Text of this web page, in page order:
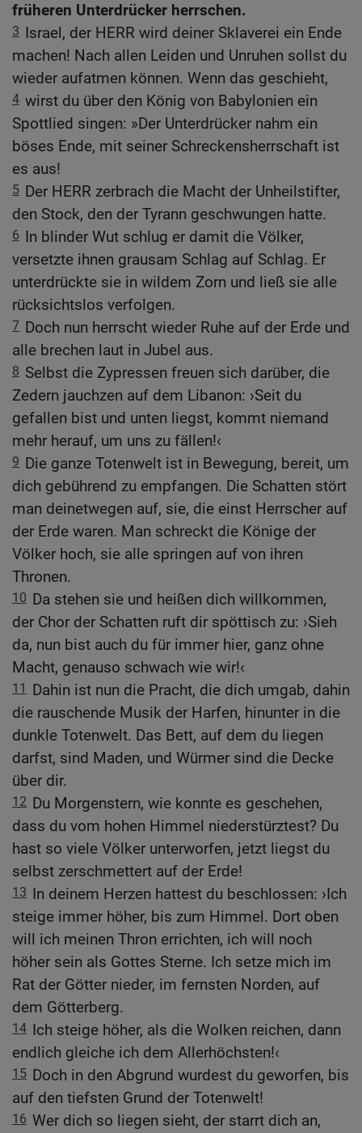
früheren Unterdrücker herrschen.
3 Israel, der HERR wird deiner Sklaverei ein Ende
machen! Nach allen Leiden und Unruhen sollst du
wieder aufatmen können. Wenn das geschieht,
4 wirst du über den König von Babylonien ein
Spottlied singen: »Der Unterdrücker nahm ein
böses Ende, mit seiner Schreckensherrschaft ist
es aus!
5 Der HERR zerbrach die Macht der Unheilstifter,
den Stock, den der Tyrann geschwungen hatte.
6 In blinder Wut schlug er damit die Völker,
versetzte ihnen grausam Schlag auf Schlag. Er
unterdrückte sie in wildem Zorn und ließ sie alle
rücksichtslos verfolgen.
7 Doch nun herrscht wieder Ruhe auf der Erde und
alle brechen laut in Jubel aus.
8 Selbst die Zypressen freuen sich darüber, die
Zedern jauchzen auf dem Libanon: ›Seit du
gefallen bist und unten liegst, kommt niemand
mehr herauf, um uns zu fällen!‹
9 Die ganze Totenwelt ist in Bewegung, bereit, um
dich gebührend zu empfangen. Die Schatten stört
man deinetwegen auf, sie, die einst Herrscher auf
der Erde waren. Man schreckt die Könige der
Völker hoch, sie alle springen auf von ihren
Thronen.
10 Da stehen sie und heißen dich willkommen,
der Chor der Schatten ruft dir spöttisch zu: ›Sieh
da, nun bist auch du für immer hier, ganz ohne
Macht, genauso schwach wie wir!‹
11
Dahin ist nun die Pracht, die dich umgab, dahin
die rauschende Musik der Harfen, hinunter in die
dunkle Totenwelt. Das Bett, auf dem du liegen
darfst, sind Maden, und Würmer sind die Decke
über dir.
12 Du Morgenstern, wie konnte es geschehen,
dass du vom hohen Himmel niederstürztest? Du
hast so viele Völker unterworfen, jetzt liegst du
selbst zerschmettert auf der Erde!
13 In deinem Herzen hattest du beschlossen: ›Ich
steige immer höher, bis zum Himmel. Dort oben
will ich meinen Thron errichten, ich will noch
höher sein als Gottes Sterne. Ich setze mich im
Rat der Götter nieder, im fernsten Norden, auf
dem Götterberg.
14 Ich steige höher, als die Wolken reichen, dann
endlich gleiche ich dem Allerhöchsten!‹
15 Doch in den Abgrund wurdest du geworfen, bis
auf den tiefsten Grund der Totenwelt!
16 Wer dich so liegen sieht, der starrt dich an,